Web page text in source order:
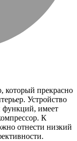
который прекрасно
Устройство
функций, имеет
К
отнести низкий